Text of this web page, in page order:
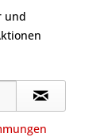
und